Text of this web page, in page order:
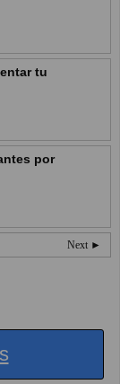
tu
por
Next ►